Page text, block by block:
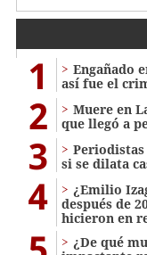
1
Engañado
así fue el
2
Muere en
que llegó a
3
si se dilata
4
¿Emilio
después de
hicieron en
¿De qué